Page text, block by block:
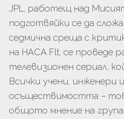
JPL, работещ над
подготвяйки се да
седмична среща с
на НАСА Flt, се проведе
телевизионен сериал,
Всички учени, инженери
осъществимостта –
общото мнение на